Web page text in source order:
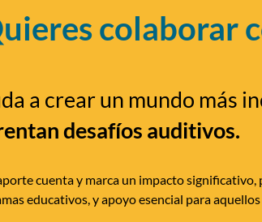
colaborar
a crear un mundo más
desafíos auditivos.
cuenta y marca un impacto significativo,
educativos, y apoyo esencial para